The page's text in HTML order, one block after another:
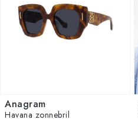
Anagram
Havana zonnebril